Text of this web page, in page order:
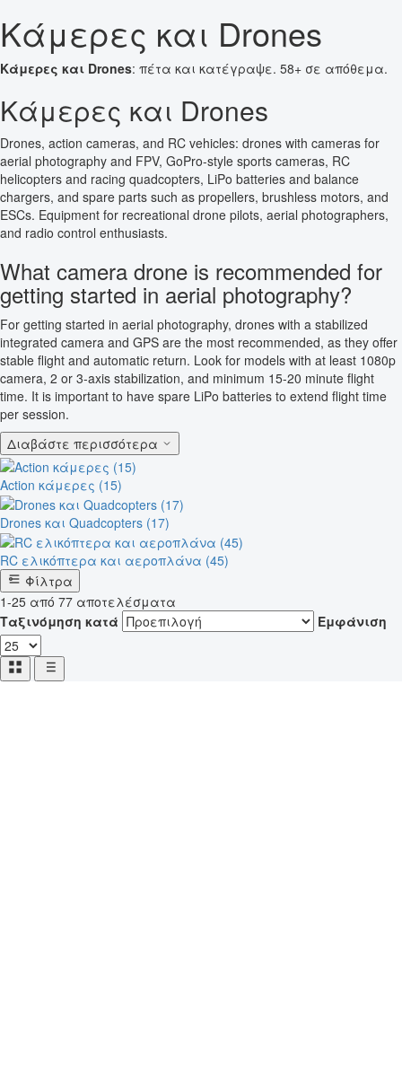
Κάμερες και Drones
Κάμερες και Drones: πέτα και κατέγραψε. 58+ σε απόθεμα.
Κάμερες και Drones
Drones, action cameras, and RC vehicles: drones with cameras for
aerial photography and FPV, GoPro-style sports cameras, RC
helicopters and racing quadcopters, LiPo batteries and balance
chargers, and spare parts such as propellers, brushless motors, and
ESCs. Equipment for recreational drone pilots, aerial photographers,
and radio control enthusiasts.
What camera drone is recommended for
getting started in aerial photography?
For getting started in aerial photography, drones with a stabilized
integrated camera and GPS are the most recommended, as they offer
stable flight and automatic return. Look for models with at least 1080p
camera, 2 or 3-axis stabilization, and minimum 15-20 minute flight
time. It is important to have spare LiPo batteries to extend flight time
per session.
Διαβάστε περισσότερα
Action κάμερες (15)
Drones και Quadcopters (17)
RC ελικόπτερα και αεροπλάνα (45)
Φίλτρα
1-25 από 77 αποτελέσματα
Ταξινόμηση κατά
Εμφάνιση